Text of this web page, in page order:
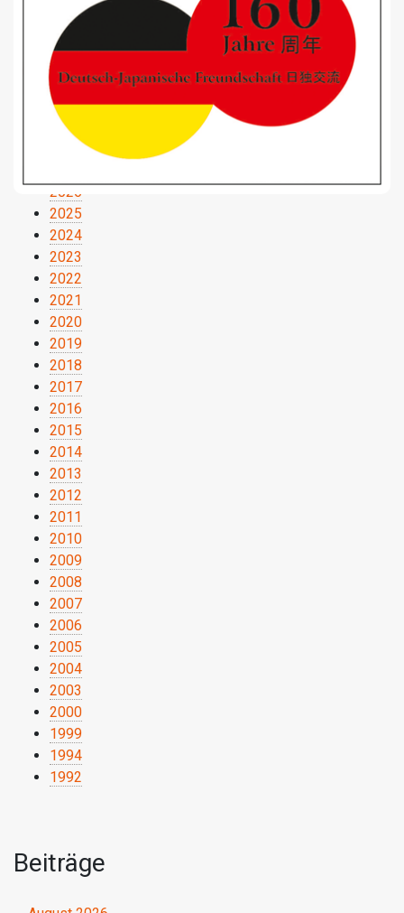
2026
2025
2024
2023
2022
2021
2020
2019
2018
2017
2016
2015
2014
2013
2012
2011
2010
2009
2008
2007
2006
2005
2004
2003
2000
1999
1994
1992
Beiträge